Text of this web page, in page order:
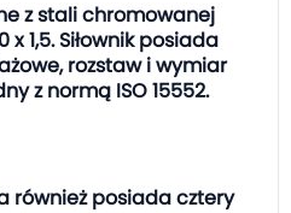
z stali chromowanej
1,5. Siłownik posiada
rozstaw i wymiar
z normą ISO 15552.
również posiada cztery